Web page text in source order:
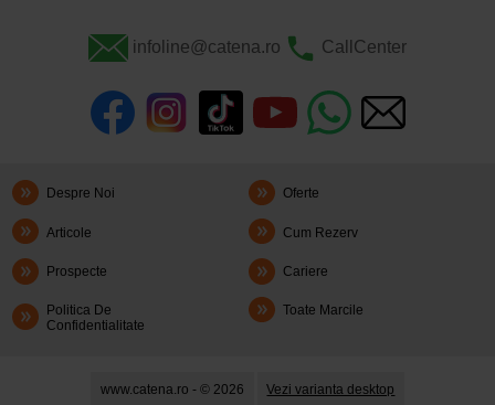
infoline@catena.ro CallCenter
Despre Noi Oferte
Articole Cum Rezerv
Prospecte Cariere
Politica De
Confidentialitate
Toate Marcile
www.catena.ro - © 2026 Vezi varianta desktop